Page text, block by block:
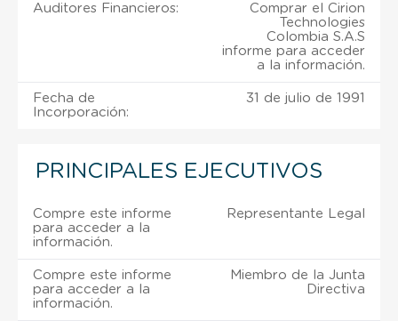
Auditores Financieros:
Comprar el Cirion
Technologies
Colombia S.A.S
informe para acceder
a la información.
Fecha de
Incorporación:
31 de julio de 1991
PRINCIPALES EJECUTIVOS
Compre este informe
para acceder a la
información.
Representante Legal
Compre este informe
para acceder a la
información.
Miembro de la Junta
Directiva